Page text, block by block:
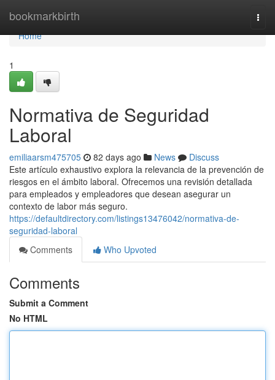
bookmarkbirth
Home
Home
1
Normativa de Seguridad
Laboral
emiliaarsm475705 82 days ago News
Discuss
Este artículo exhaustivo explora la relevancia de la prevención de
riesgos en el ámbito laboral. Ofrecemos una revisión detallada
para empleados y empleadores que desean asegurar un
contexto de labor más seguro.
https://defaultdirectory.com/listings13476042/normativa-de-
seguridad-laboral
Comments
Who Upvoted
Comments
Submit a Comment
No HTML